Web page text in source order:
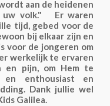
aan de heidenen
uw volk." Er waren
tijd, gebed voor de
bij elkaar zijn en
voor de jongeren om
werkelijk te ervaren
en pijn, om Hem te
enthousiast en
Dank jullie wel
Galilea.